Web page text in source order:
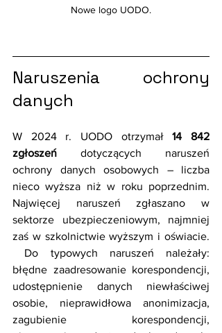
Nowe logo UODO.
Naruszenia ochrony
danych
W 2024 r. UODO otrzymał 14 842
zgłoszeń dotyczących naruszeń
ochrony danych osobowych – liczba
nieco wyższa niż w roku poprzednim.
Najwięcej naruszeń zgłaszano w
sektorze ubezpieczeniowym, najmniej
zaś w szkolnictwie wyższym i oświacie.
Do typowych naruszeń należały:
błędne zaadresowanie korespondencji,
udostępnienie danych niewłaściwej
osobie, nieprawidłowa anonimizacja,
zagubienie korespondencji,